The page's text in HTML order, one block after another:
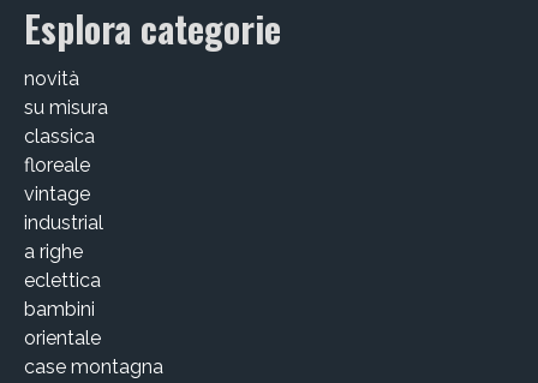
Esplora categorie
novità
su misura
classica
floreale
vintage
industrial
a righe
eclettica
bambini
orientale
case montagna